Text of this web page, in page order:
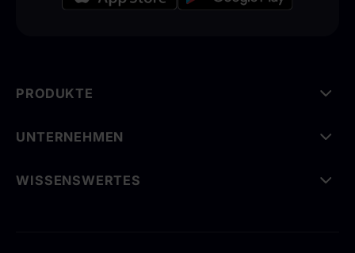
PRODUKTE
UNTERNEHMEN
WISSENSWERTES